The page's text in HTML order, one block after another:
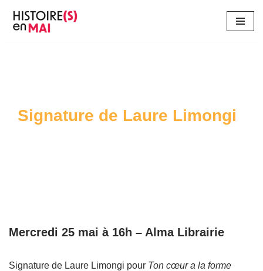
Aller
Signature de Laure Limongi
Mercredi 25 mai à 16h – Alma Librairie
Signature de Laure Limongi pour Ton cœur a la forme